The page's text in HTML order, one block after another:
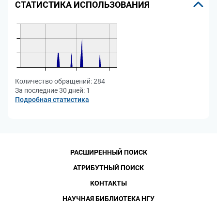
СТАТИСТИКА ИСПОЛЬЗОВАНИЯ
Количество обращений:284
За последние 30 дней: 1
Подробная статистика
РАСШИРЕННЫЙ ПОИСК
АТРИБУТНЫЙ ПОИСК
КОНТАКТЫ
НАУЧНАЯ БИБЛИОТЕКА НГУ